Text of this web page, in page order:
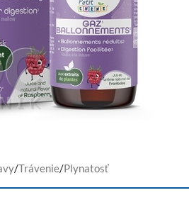
/Trávenie/Plynatosť